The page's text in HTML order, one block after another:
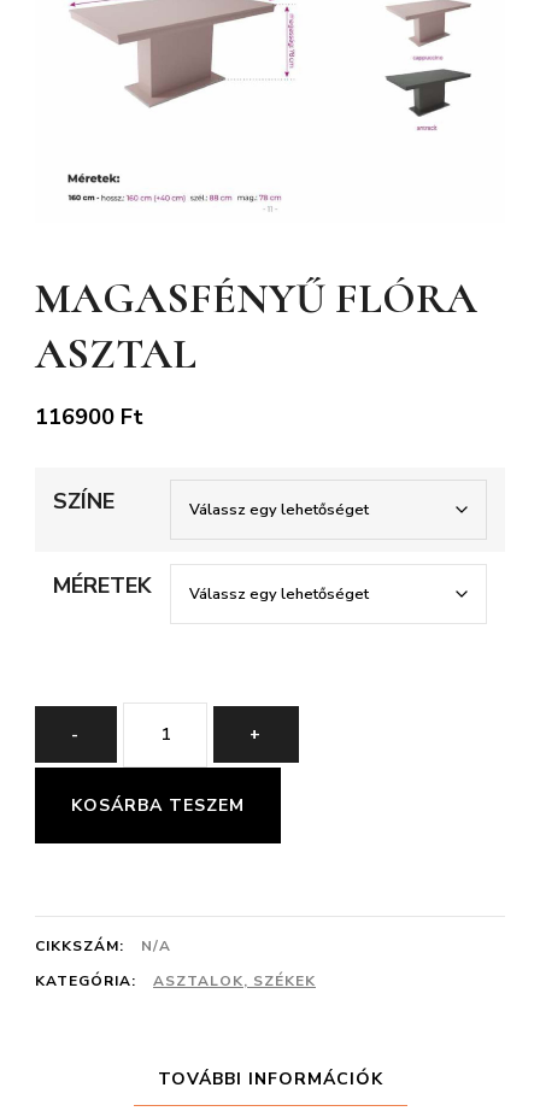
MAGASFÉNYŰ FLÓRA
ASZTAL
116900 Ft
SZÍNE
MÉRETEK
-
MAGASFÉNYŰ
FLÓRA
ASZTAL
mennyiség
+
KOSÁRBA TESZEM
CIKKSZÁM:
N/A
KATEGÓRIA:
ASZTALOK, SZÉKEK
TOVÁBBI INFORMÁCIÓK